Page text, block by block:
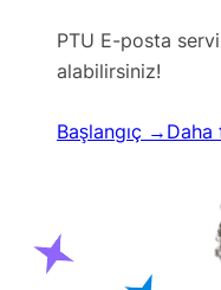
PTU E-posta
alabilirsiniz!
Başlangıç →